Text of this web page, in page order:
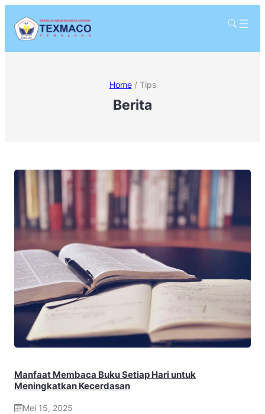
Home / Tips
Berita
Manfaat Membaca Buku Setiap Hari untuk
Meningkatkan Kecerdasan
Mei 15, 2025